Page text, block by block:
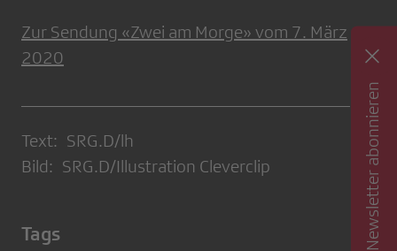
Zur Sendung «Zwei am Morge» vom 7. März
2020
Text: SRG.D/lh
Bild: SRG.D/Illustration Cleverclip
Tags Newsletter abonnieren